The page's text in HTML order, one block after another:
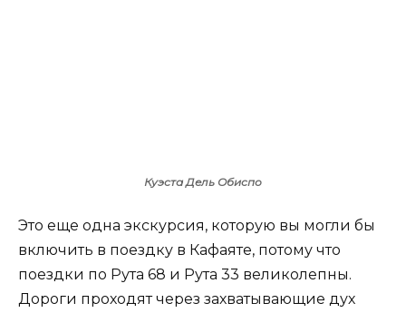
Куэста Дель Обиспо
Это еще одна экскурсия, которую вы могли бы
включить в поездку в Кафаяте, потому что
поездки по Рута 68 и Рута 33 великолепны.
Дороги проходят через захватывающие дух